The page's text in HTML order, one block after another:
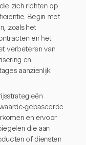
zich richten op
Begin met
zoals het
en het
verbeteren van
en
aanzienlijk
gebaseerde
en ervoor
die aan
of diensten